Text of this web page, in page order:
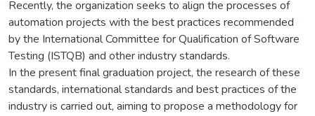
Recently, the organization seeks to align the processes of
automation projects with the best practices recommended
by the International Committee for Qualification of Software
Testing (ISTQB) and other industry standards.
In the present final graduation project, the research of these
standards, international standards and best practices of the
industry is carried out, aiming to propose a methodology for